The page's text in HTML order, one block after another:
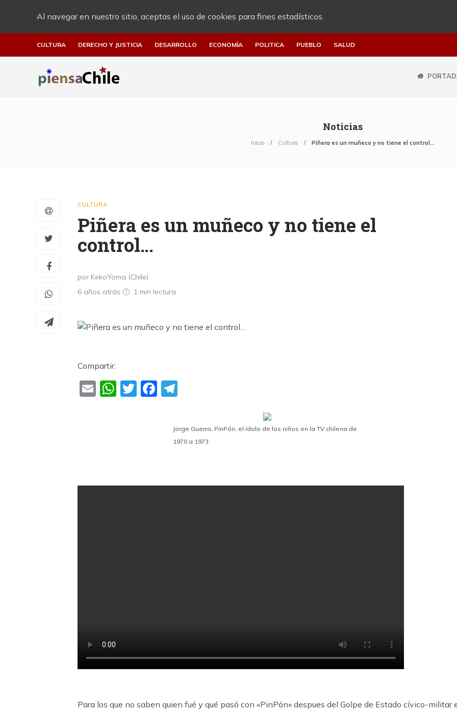
Al navegar en nuestro sitio, aceptas el uso de cookies para fines estadísticos.
CULTURA DERECHO Y JUSTICIA DESARROLLO ECONOMÍA POLITICA PUEBLO SALUD
Noticias
Inicio Cultura Piñera es un muñeco y no tiene el control…
CULTURA
Piñera es un muñeco y no tiene el
control…
por KekoYoma (Chile)
6 años atrás
1 min lectura
Compartir:
EmailWhatsApp
TwitterFacebook
Jorge Guerra, PinPón, el ídolo de los niños en la TV chilena de
1970 a 1973
Para los que no saben quien fué y qué pasó con «PinPón» despues del Golpe de Estado cívico-militar